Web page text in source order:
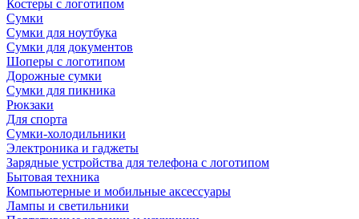
Костеры с логотипом
Сумки
Сумки для ноутбука
Сумки для документов
Шоперы с логотипом
Дорожные сумки
Сумки для пикника
Рюкзаки
Для спорта
Сумки-холодильники
Электроника и гаджеты
Зарядные устройства для телефона с логотипом
Бытовая техника
Компьютерные и мобильные аксессуары
Лампы и светильники